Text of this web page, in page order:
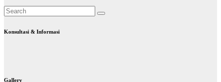
Konsultasi & Informasi
Gallery